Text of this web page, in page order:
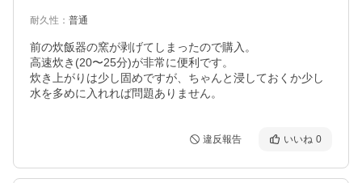
耐久性 ： 普通
前の炊飯器の窯が剥げてしまったので購入。
高速炊き(20〜25分)が非常に便利です。
炊き上がりは少し固めですが、ちゃんと浸しておくか少し
水を多めに入れれば問題ありません。
違反報告 いいね 0